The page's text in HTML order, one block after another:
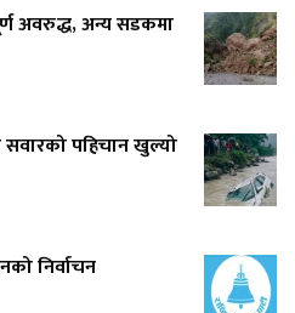
अवरुद्ध, अन्य सडकमा
पहिचान खुल्यो
निर्वाचन